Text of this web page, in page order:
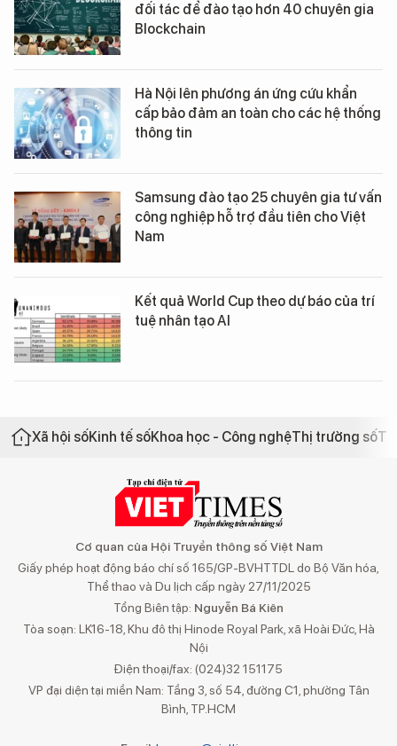
đối tác để đào tạo hơn 40 chuyên gia
Blockchain
Hà Nội lên phương án ứng cứu khẩn
cấp bảo đảm an toàn cho các hệ thống
thông tin
Samsung đào tạo 25 chuyên gia tư vấn
công nghiệp hỗ trợ đầu tiên cho Việt
Nam
Kết quả World Cup theo dự báo của trí
tuệ nhân tạo AI
Xã hội sốKinh tế sốKhoa học - Công nghệThị trường số
Cơ quan của Hội Truyền thông số Việt Nam
Giấy phép hoạt động báo chí số 165/GP-BVHTTDL do Bộ Văn hóa,
Thể thao và Du lịch cấp ngày 27/11/2025
Tổng Biên tập: Nguyễn Bá Kiên
Tòa soạn: LK16-18, Khu đô thị Hinode Royal Park, xã Hoài Đức, Hà
Nội
Điện thoại/fax: (024)32 151175
VP đại diện tại miền Nam: Tầng 3, số 54, đường C1, phường Tân
Bình, TP.HCM